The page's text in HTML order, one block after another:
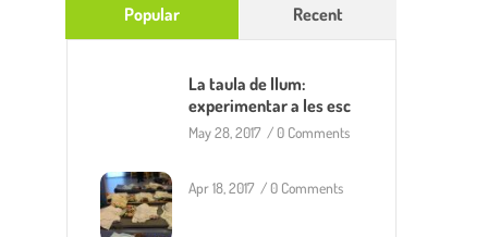
Popular Recent
La taula de llum:
experimentar a les esc
May 28, 2017 /0 Comments
Apr 18, 2017 /0 Comments